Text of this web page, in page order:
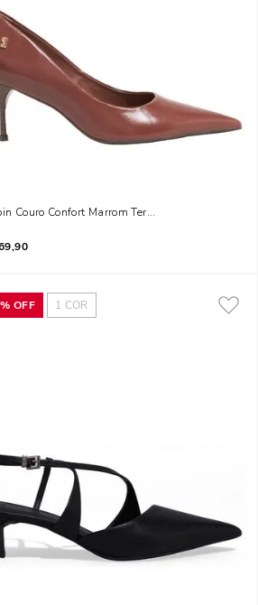
Couro Confort Marrom Terracota Salto Agulha
OFF 1 COR